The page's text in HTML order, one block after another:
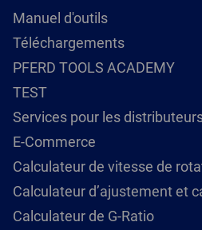
Manuel d'outils
Téléchargements
PFERD TOOLS ACADEMY
TEST
Services pour les
E-Commerce
Calculateur de vitesse de
Calculateur d’ajustement et
Calculateur de G-Ratio